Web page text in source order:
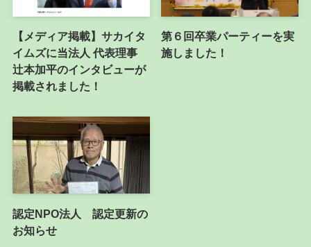
【メディア掲載】サカイタ
イムズに当法人 代表理事
辻本加平のインタビューが
掲載されました！
第６回卒業パーティーを実
施しました！
認定NPO法人 認定更新の
お知らせ